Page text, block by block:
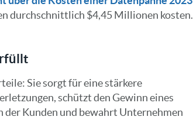
durchschnittlich $4,45 Millionen kosten.
Sie sorgt für eine stärkere
schützt den Gewinn eines
der Kunden und bewahrt Unternehmen